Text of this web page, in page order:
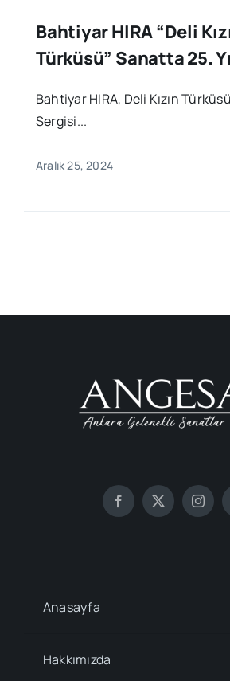
Bahtiyar HIRA “Deli
Türküsü” Sanatta 25.
Bahtiyar HIRA, Deli Kızın
Sergisi...
Aralık 25, 2024
Anasayfa
Hakkımızda